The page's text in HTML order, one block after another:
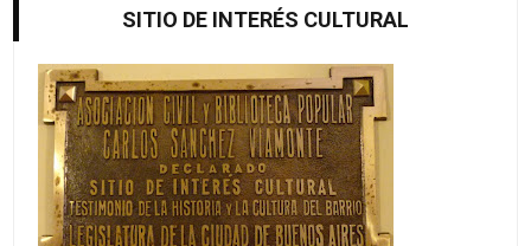
SITIO DE INTERÉS CULTURAL